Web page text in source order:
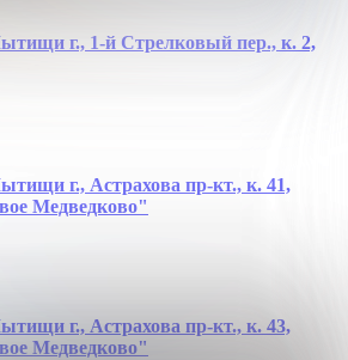
г., 1-й Стрелковый пер., к. 2,
г., Астрахова пр-кт., к. 41,
Медведково"
г., Астрахова пр-кт., к. 43,
Медведково"